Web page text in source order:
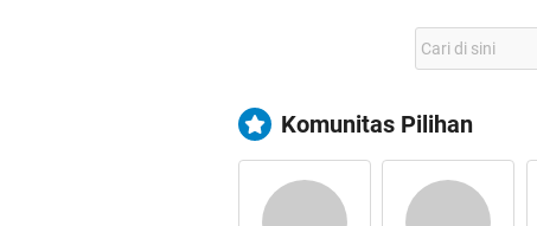
Komunitas Pilihan